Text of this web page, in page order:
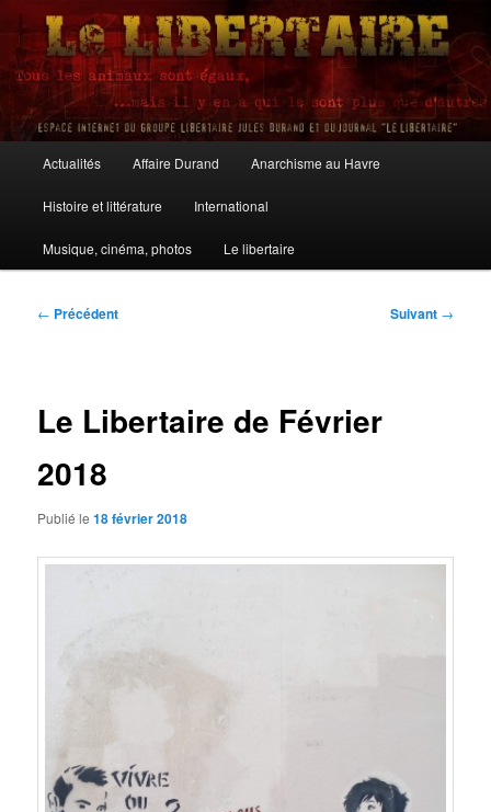
Aller
contenu
principalLe Libertaire
principal
Actualités Affaire Durand Anarchisme au Havre
Histoire et littérature International
Musique, cinéma, photos Le libertaire
Navigation
← Précédent Suivant →
Le Libertaire de Février
2018
Publié le18 février 2018